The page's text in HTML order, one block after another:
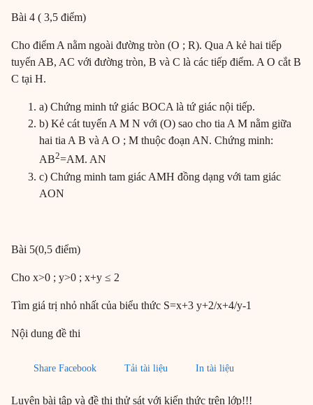
Bài 4 ( 3,5 điểm)
Cho điểm A nằm ngoài đường tròn (O ; R). Qua A kẻ hai tiếp
tuyến AB, AC với đường tròn, B và C là các tiếp điểm. A O cắt B
C tại H.
a) Chứng minh tứ giác BOCA là tứ giác nội tiếp.
b) Kẻ cát tuyến A M N với (O) sao cho tia A M nằm giữa
hai tia A B và A O ; M thuộc đoạn AN. Chứng minh:
AB2=AM. AN
c) Chứng minh tam giác AMH đồng dạng với tam giác
AON
Bài 5(0,5 điểm)
Cho x>0 ; y>0 ; x+y ≤ 2
Tìm giá trị nhỏ nhất của biểu thức S=x+3 y+2/x+4/y-1
Nội dung đề thi
Share Facebook Tải tài liệu In tài liệu
Luyện bài tập và đề thi thử sát với kiến thức trên lớp!!!